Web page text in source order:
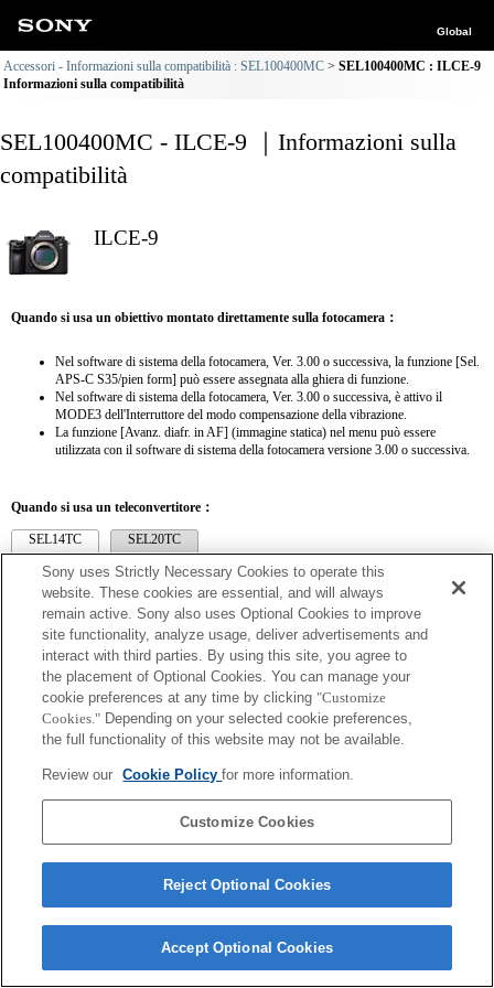
Global
Accessori - Informazioni sulla compatibilità : SEL100400MC
SEL100400MC : ILCE-9
Informazioni sulla compatibilità
SEL100400MC - ILCE-9 ｜Informazioni sulla
compatibilità
ILCE-9
Quando si usa un obiettivo montato direttamente sulla fotocamera：
Nel software di sistema della fotocamera, Ver. 3.00 o successiva, la funzione [Sel.
APS-C S35/pien form] può essere assegnata alla ghiera di funzione.
Nel software di sistema della fotocamera, Ver. 3.00 o successiva, è attivo il
MODE3 dell'Interruttore del modo compensazione della vibrazione.
La funzione [Avanz. diafr. in AF] (immagine statica) nel menu può essere
utilizzata con il software di sistema della fotocamera versione 3.00 o successiva.
Quando si usa un teleconvertitore：
SEL14TC SEL20TC
SEL14TC
Completamente compatibile
Terms of Use Contact Us
Copyright 2026 Sony Corporation
Sony uses Strictly Necessary Cookies to operate this
website. These cookies are essential, and will always
remain active. Sony also uses Optional Cookies to improve
site functionality, analyze usage, deliver advertisements and
interact with third parties. By using this site, you agree to
the placement of Optional Cookies. You can manage your
cookie preferences at any time by clicking "Customize
Cookies." Depending on your selected cookie preferences,
the full functionality of this website may not be available.
Review our Cookie Policyfor more information.
Customize Cookies
Reject Optional Cookies
Accept Optional Cookies